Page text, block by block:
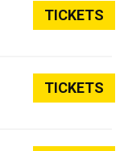
TICKETS
TICKETS